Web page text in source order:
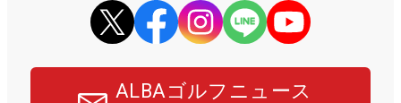
ALBAゴルフニュース